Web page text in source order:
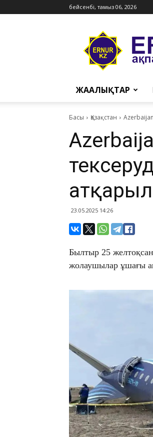
бейсенбі, тамыз 06, 2026
Ernur
Press
ЖАҢАЛЫҚТАР
Басы Қазақстан
23.05.2025 14:26
Былтыр 25
жолаушылар ұшағы